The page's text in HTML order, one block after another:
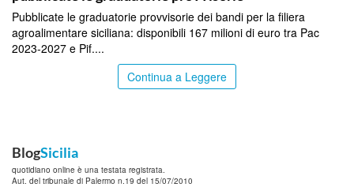
Pubblicate le graduatorie provvisorie dei bandi per la filiera
agroalimentare siciliana: disponibili 167 milioni di euro tra Pac
2023-2027 e Pif....
Continua a Leggere
BlogSicilia
quotidiano online è una testata registrata.
Aut. del tribunale di Palermo n.19 del 15/07/2010